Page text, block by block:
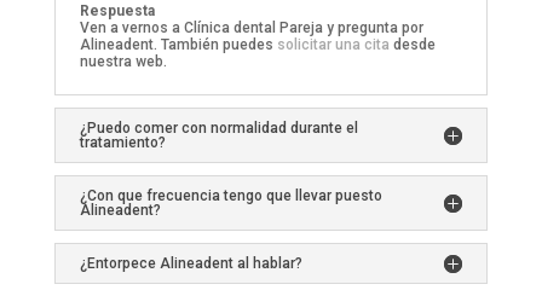
Respuesta
Ven a vernos a Clínica dental Pareja y pregunta por
Alineadent. También puedes solicitar una cita desde
nuestra web.
¿Puedo comer con normalidad durante el
tratamiento?
¿Con que frecuencia tengo que llevar puesto
Alineadent?
¿Entorpece Alineadent al hablar?